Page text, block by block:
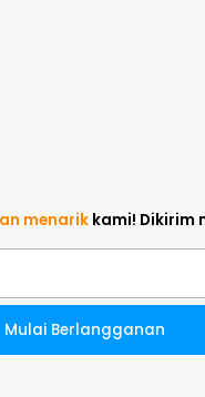
menarik kami! Dikirim
Mulai Berlangganan